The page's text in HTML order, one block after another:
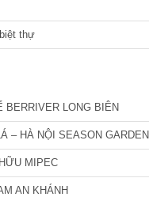
thự
BERRIVER LONG BIÊN
– HÀ NỘI SEASON GARDEN
MIPEC
AN KHÁNH